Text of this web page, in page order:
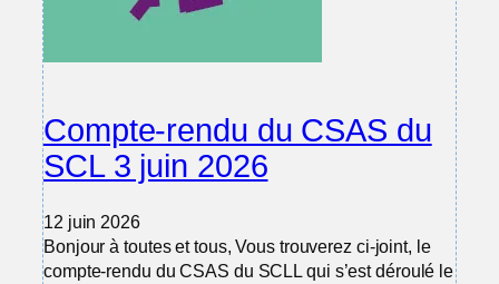
Compte-rendu du CSAS du
SCL 3 juin 2026
12 juin 2026
Bonjour à toutes et tous, Vous trouverez ci-joint, le
compte-rendu du CSAS du SCLL qui s’est déroulé le